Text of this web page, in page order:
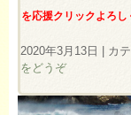
を応援クリックよろし
2020年3月13日 | カ
をどうぞ